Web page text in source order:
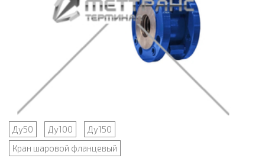
Ду50 Ду100
Ду150
Кран шаровой фланцевый